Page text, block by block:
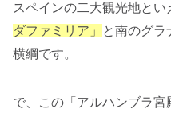
スペインの二大観光地と
ダファミリア」
と南のグラ
横綱です。
で、この「アルハンブラ宮